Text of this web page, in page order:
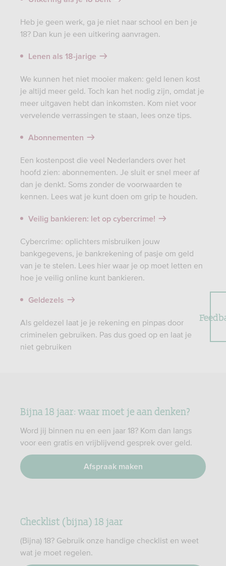
Heb je geen werk, ga je niet naar school en ben je
18? Dan kun je een uitkering aanvragen.
Lenen als 18-jarige
We kunnen het niet mooier maken: geld lenen kost
je altijd meer geld. Toch kan het nodig zijn, omdat je
meer uitgaven hebt dan inkomsten. Kom niet voor
vervelende verrassingen te staan, lees onze tips.
Abonnementen
Een kostenpost die veel Nederlanders over het
hoofd zien: abonnementen. Je sluit er snel meer af
dan je denkt. Soms zonder de voorwaarden te
kennen. Lees wat je kunt doen om grip te houden.
Veilig bankieren: let op cybercrime!
Cybercrime: oplichters misbruiken jouw
bankgegevens, je bankrekening of pasje om geld
van je te stelen. Lees hier waar je op moet letten en
hoe je veilig online kunt bankieren.
Geldezels
Als geldezel laat je je rekening en pinpas door
criminelen gebruiken. Pas dus goed op en laat je
niet gebruiken
Bijna 18 jaar: waar moet je aan denken?
Word jij binnen nu en een jaar 18? Kom dan langs
voor een gratis en vrijblijvend gesprek over geld.
Afspraak maken
Checklist (bijna) 18 jaar
(Bijna) 18? Gebruik onze handige checklist en weet
wat je moet regelen.